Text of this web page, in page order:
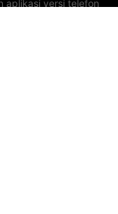
aplikasi versi telefon